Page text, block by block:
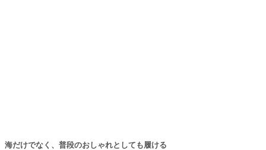
海だけでなく、普段のおしゃれとしても履ける